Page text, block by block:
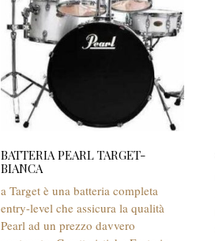
BATTERIA PEARL TARGET-
BIANCA
a Target è una batteria completa
entry-level che assicura la qualità
Pearl ad un prezzo davvero